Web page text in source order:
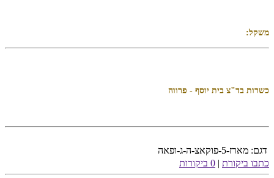
משקל:
כשרות בד"צ בית יוסף - פרווה
דגם: מארז-5-פוקאצ-ה-ג-ופאה
כתבו ביקורת | 0 ביקורות